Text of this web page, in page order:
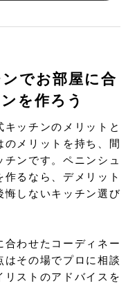
でお部屋に合
を作ろう
ッチンのメリットと
メリットを持ち、間
ンです。ペニンシュ
るなら、デメリット
悔しないキッチン選び
合わせたコーディネー
はその場でプロに相談
リストのアドバイスを